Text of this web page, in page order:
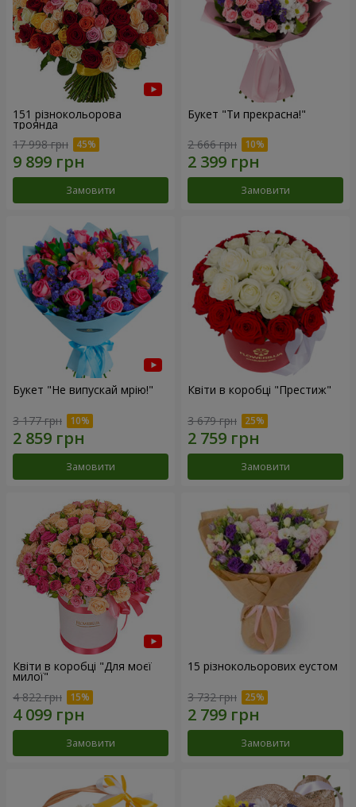
151 різнокольорова
троянда
17 998 грн
Замовити
Букет "Ти прекрасна!"
2 666 грн
Замовити
Букет "Не випускай мрію!"
3 177 грн
Замовити
Квіти в коробці "Престиж"
3 679 грн
Замовити
Квіти в коробці "Для моєї
милої"
4 822 грн
Замовити
15 різнокольорових еустом
3 732 грн
Замовити